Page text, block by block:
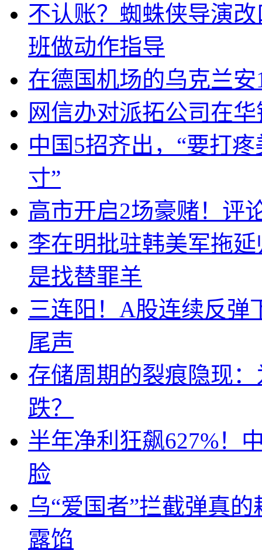
不认账？蜘蛛侠导演
班做动作指导
在德国机场的乌克兰
网信办对派拓公司在
中国5招齐出，“要打
寸”
高市开启2场豪赌！评
李在明批驻韩美军拖
是找替罪羊
三连阳！A股连续反弹
尾声
存储周期的裂痕隐现
跌？
半年净利狂飙627%！
脸
乌“爱国者”拦截弹真
露馅